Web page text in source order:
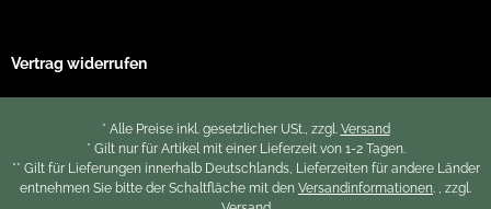
Vertrag widerrufen
* Alle Preise inkl. gesetzlicher USt., zzgl. Versand
* Gilt nur für Artikel mit einer Lieferzeit von 1-2 Tagen.
** Gilt für Lieferungen innerhalb Deutschlands, Lieferzeiten für andere Länder
entnehmen Sie bitte der Schaltfläche mit den Versandinformationen. , zzgl.